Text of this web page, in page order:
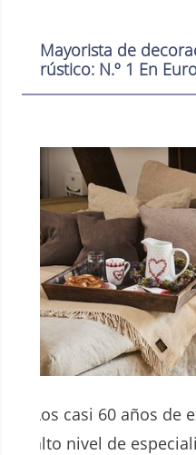
Mayorista de
rústico: N.º 1 En
Los casi 60 años de
alto nivel de